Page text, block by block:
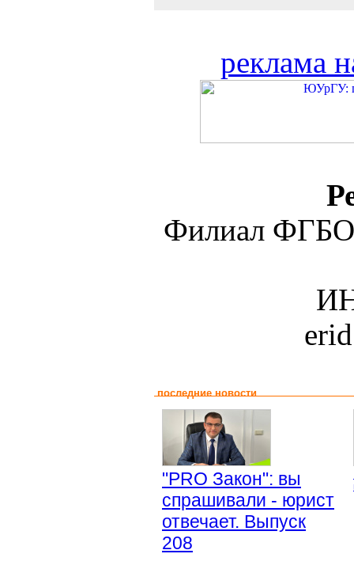
реклама
Филиал
последние новости
"PRO Закон": вы
спрашивали - юрист
отвечает. Выпуск
208